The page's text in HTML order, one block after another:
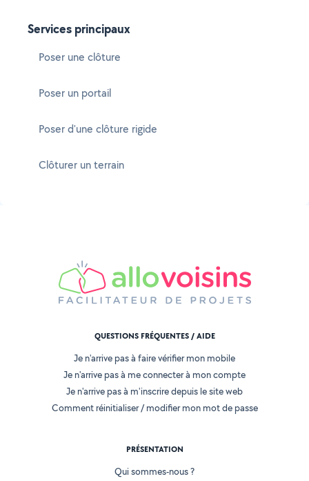
Services principaux
Poser une clôture
Poser un portail
Poser d'une clôture rigide
Clôturer un terrain
QUESTIONS FRÉQUENTES / AIDE
Je n'arrive pas à faire vérifier mon mobile
Je n'arrive pas à me connecter à mon compte
Je n'arrive pas à m'inscrire depuis le site web
Comment réinitialiser / modifier mon mot de passe
PRÉSENTATION
Qui sommes-nous ?